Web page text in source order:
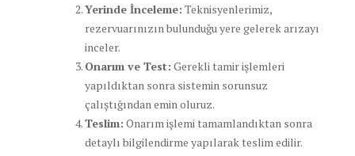
Yerinde İnceleme: Teknisyenlerimiz,
rezervuarınızın bulunduğu yere gelerek arızayı
inceler.
Onarım ve Test: Gerekli tamir işlemleri
yapıldıktan sonra sistemin sorunsuz
çalıştığından emin oluruz.
Teslim: Onarım işlemi tamamlandıktan sonra
detaylı bilgilendirme yapılarak teslim edilir.